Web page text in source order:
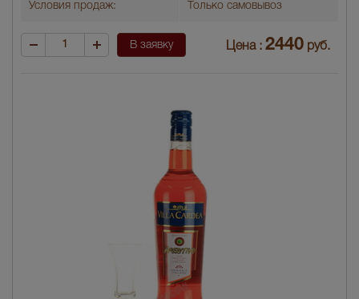
Условия продаж: Только самовывоз
В заявку Цена : 2440 руб.